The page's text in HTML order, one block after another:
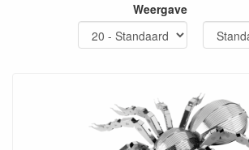
Weergave